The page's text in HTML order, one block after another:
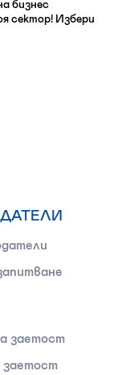
бизнес
сектор! Избери
заетост
заетост